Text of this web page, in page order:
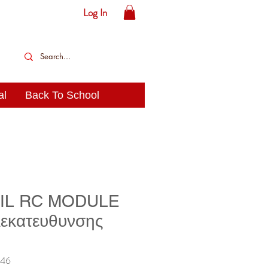
Log In
Back To School
RC MODULE